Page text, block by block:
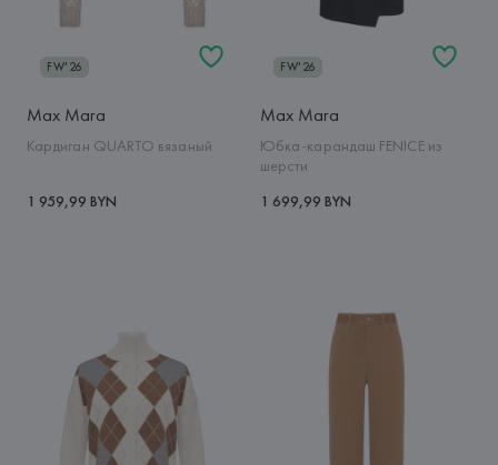
FW'26
Max Mara
Кардиган QUARTO вязаный
1 959,99 BYN
FW'26
Max Mara
Юбка-карандаш FENICE из
шерсти
1 699,99 BYN